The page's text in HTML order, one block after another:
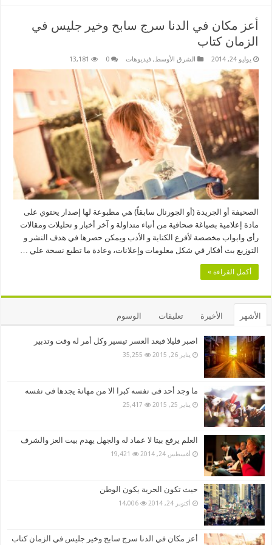
أعز مكان في الدنا سرج سابح وخير جليس في
الزمان كتاب
يوليو 24, 2014 الشرق الأوسط,فيديوهات 0
13,181
الصحيفة أو الجريدة (أو الجورنال سابقاً) هي مطبوعة لها إصدار يحتوي على
مادة إعلامية بصياغة صحافية من أنباء متداولة و آخر أخبار و تحليلات ومقالات
رأى وابواب مخصصة لأفرع الكتابة و الأدب ويمكن حصرها في هدف النشر و
التوزيع بث أفكار في شكل معلومات وإعلانات، وعادة ما تطبع نسخة علي …
أكمل القراءة »
الأشهر الأخيرة تعليقات الوسوم
اصبر قليلا فبعد العسر تيسير وكل أمر له وقت وتدبير
يناير 26, 2015 35,255
ما وجد أحد فى نفسه كبرا الا من مهانة يجدها فى نفسه
يناير 25, 2015 25,417
العلم يرفع بيتا لا عماد له والجهل يهدم بيت العز والشرف
أغسطس 24, 2014 19,421
حيث تكون الحرية يكون الوطن
أكتوبر 24, 2014 14,006
أعز مكان في الدنا سرج سابح وخير جليس في الزمان كتاب